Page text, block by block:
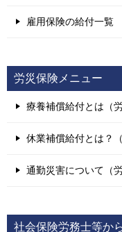
雇用保険の給付一覧
労災保険メニュー
療養補償給付とは（労
休業補償給付とは？（
通勤災害について（労
社会保険労務士等か